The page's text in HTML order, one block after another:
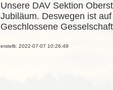
Unsere DAV Sektion
Jubiläum. Deswegen ist
Geschlossene
erstellt: 2022-07-07 10:26:49